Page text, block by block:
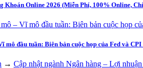
Khoán Online 2026 (Miễn Phí, 100% Online,
mô đầu tuần: Biên bản cuộc họp của Fed và
→ Cập nhật ngành Ngân hàng – Lợi